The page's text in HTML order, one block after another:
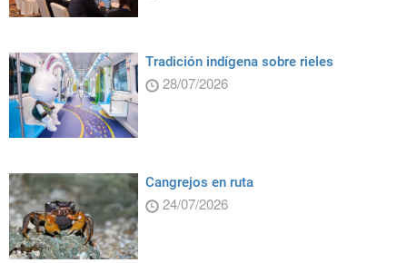
Tradición indígena sobre rieles
28/07/2026
Cangrejos en ruta
24/07/2026